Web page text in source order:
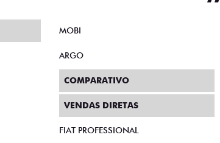
MOBI
ARGO
COMPARATIVO
VENDAS DIRETAS
FIAT PROFESSIONAL